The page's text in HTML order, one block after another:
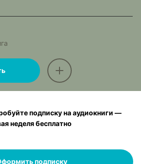
подписку на аудиокниги —
неделя бесплатно
подписку